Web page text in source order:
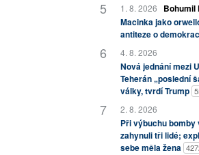
1. 8. 2026
Bohumil
Macinka jako
antiteze o
4. 8. 2026
Nová jednání mezi
Teherán „poslední
války, tvrdí Trump
2. 8. 2026
Při výbuchu
zahynuli tři lidé;
sebe měla žena